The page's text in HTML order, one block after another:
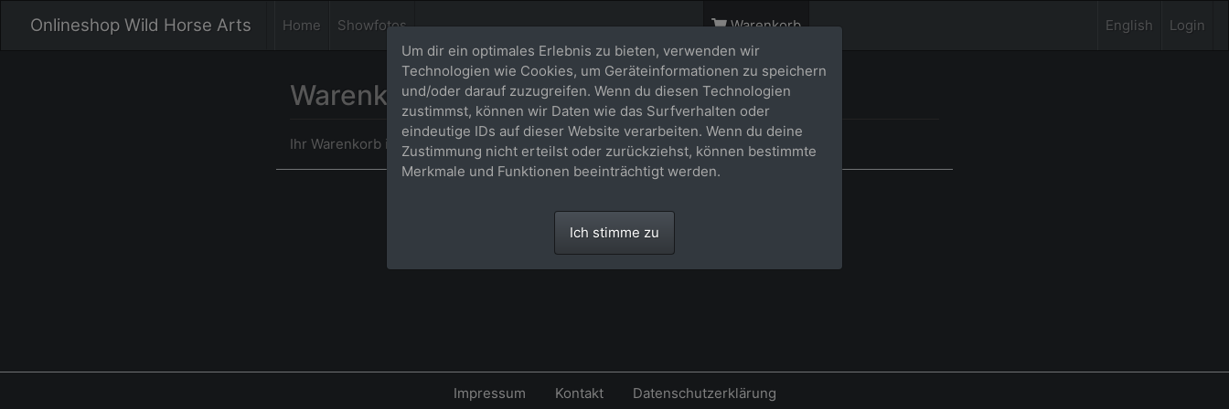
Onlineshop Wild Horse Arts Home Showfotos Warenkorb English Login
Warenkorb
Ihr Warenkorb ist leer.
Um dir ein optimales Erlebnis zu bieten, verwenden wir
Technologien wie Cookies, um Geräteinformationen zu speichern
und/oder darauf zuzugreifen. Wenn du diesen Technologien
zustimmst, können wir Daten wie das Surfverhalten oder
eindeutige IDs auf dieser Website verarbeiten. Wenn du deine
Zustimmung nicht erteilst oder zurückziehst, können bestimmte
Merkmale und Funktionen beeinträchtigt werden.
Ich stimme zu
Impressum Kontakt Datenschutzerklärung